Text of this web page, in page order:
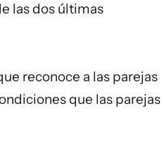
las dos últimas
reconoce a las parejas
que las parejas